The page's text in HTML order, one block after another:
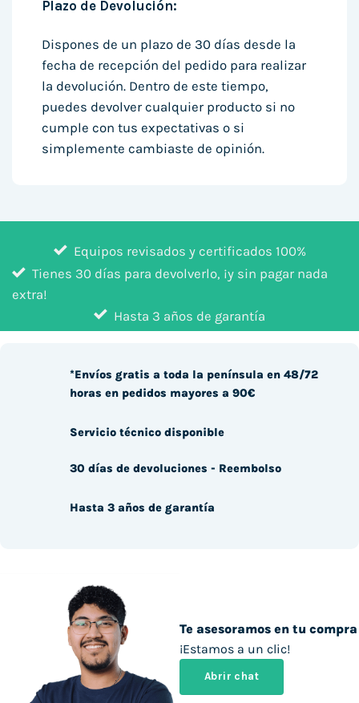
Plazo de Devolución:
Dispones de un plazo de 30 días desde la
fecha de recepción del pedido para realizar
la devolución. Dentro de este tiempo,
puedes devolver cualquier producto si no
cumple con tus expectativas o si
simplemente cambiaste de opinión.
Equipos revisados y certificados 100%
Tienes 30 días para devolverlo, ¡y sin pagar nada
extra!
Hasta 3 años de garantía
Te asesoramos en tu compra
¡Estamos a un clic!
Abrir chat
*Envíos gratis a toda la península en 48/72
horas en pedidos mayores a 90€
Servicio técnico disponible
30 días de devoluciones - Reembolso
Hasta 3 años de garantía